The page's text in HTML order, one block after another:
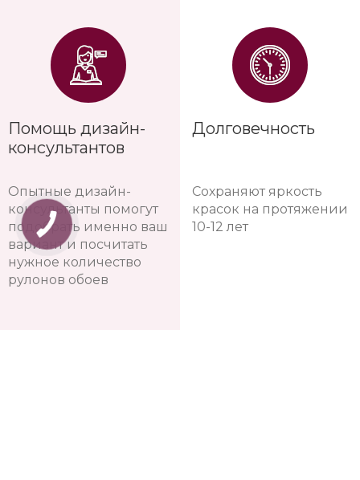
Помощь дизайн-
консультантов
Опытные дизайн-
консультанты помогут
подобрать именно ваш
вариант и посчитать
нужное количество
рулонов обоев
Долговечность
Сохраняют яркость
красок на протяжении
10-12 лет